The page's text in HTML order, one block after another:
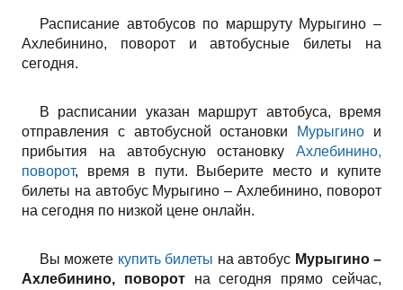
Расписание автобусов по маршруту Мурыгино –
Ахлебинино, поворот и автобусные билеты на
сегодня.
В расписании указан маршрут автобуса, время
отправления с автобусной остановки
Мурыгино и
прибытия на автобусную остановку Ахлебинино,
поворот, время в пути. Выберите место и купите
билеты на автобус Мурыгино – Ахлебинино, поворот
на сегодня по низкой цене онлайн.
Вы можете купить билеты на автобус Мурыгино –
Ахлебинино, поворотна сегодня прямо сейчас,